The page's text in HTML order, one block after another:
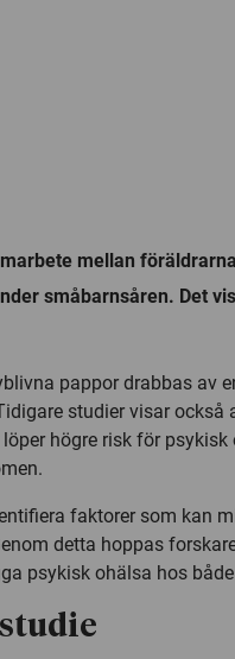
mellan
småbarnsåren. Det
pappor drabbas av
studier visar också
högre risk för psykisk
faktorer som kan
detta hoppas
psykisk ohälsa hos